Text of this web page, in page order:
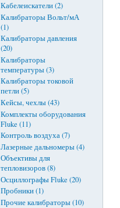
Кабелеискатели (2)
Калибраторы Вольт/мА
(1)
Калибраторы давления
(20)
Калибраторы
температуры (3)
Калибраторы токовой
петли (5)
Кейсы, чехлы (43)
Комплекты оборудования
Fluke (11)
Контроль воздуха (7)
Лазерные дальномеры (4)
Объективы для
тепловизоров (8)
Осциллографы Fluke (20)
Пробники (1)
Прочие калибраторы (10)